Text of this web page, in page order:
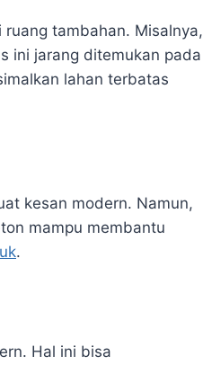
tambahan. Misalnya,
ini jarang ditemukan pada
lahan terbatas
kesan modern. Namun,
mampu membantu
.
Hal ini bisa